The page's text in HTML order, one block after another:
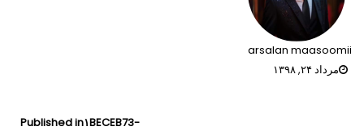
arsalan maasoomii
مرداد ۲۴, ۱۳۹۸
Published in۱BECEB73-